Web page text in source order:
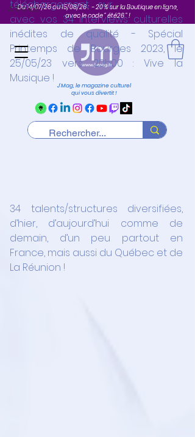
Du 14/07/26 au 15/08/26 : - 20 % sur la Boutique en ligne,
avec le code " été26 " !
J'Mag, le magazine culturel
qui vous divertit !
Articles
téléchargement sur www.j-mag.fr
avec vos 34 interviews culturelles
inédites de qualité - Spécial
Printemps de Bourges 2023, le
25/05/23 vers 20h00 : Vive la
Musique !
34 talents/structures diversifiées,
d’hier, d’aujourd’hui comme de
demain, d’un peu partout en
France, mais aussi du Québec et de
La Réunion !